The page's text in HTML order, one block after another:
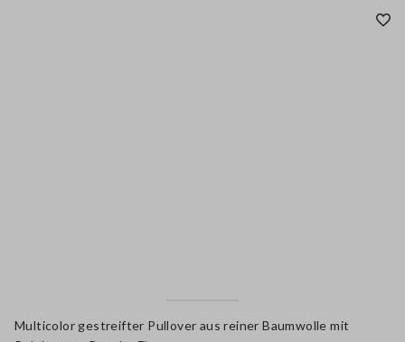
Multicolor gestreifter Pullover aus reiner Baumwolle mit